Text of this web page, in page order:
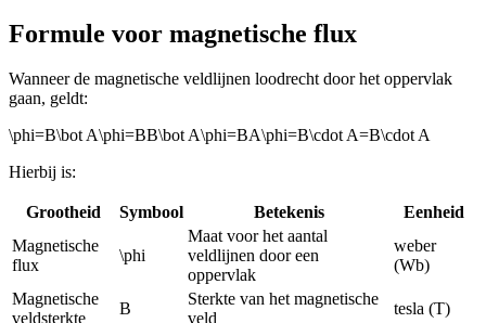
Formule voor magnetische flux
Wanneer de magnetische veldlijnen loodrecht door het oppervlak
gaan, geldt:
\phi=B\bot A\phi=BB\bot A\phi=BA\phi=B\cdot A=B\cdot A
Hierbij is:
Grootheid Symbool Betekenis
Eenheid
Magnetische
flux
\phi
Maat voor het aantal
veldlijnen door een
oppervlak
weber
(Wb)
Magnetische
veldsterkte
B
Sterkte van het magnetische
veld
tesla (T)